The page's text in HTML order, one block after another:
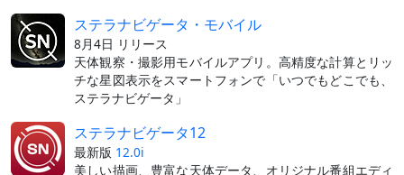
ステラナビゲータ・モバイル
8月4日 リリース
天体観察・撮影用モバイルアプリ。高精度な計算とリッ
チな星図表示をスマートフォンで「いつでもどこでも、
ステラナビゲータ」
ステラナビゲータ12
最新版 12.0i
美しい描画、豊富な天体データ、オリジナル番組エディ